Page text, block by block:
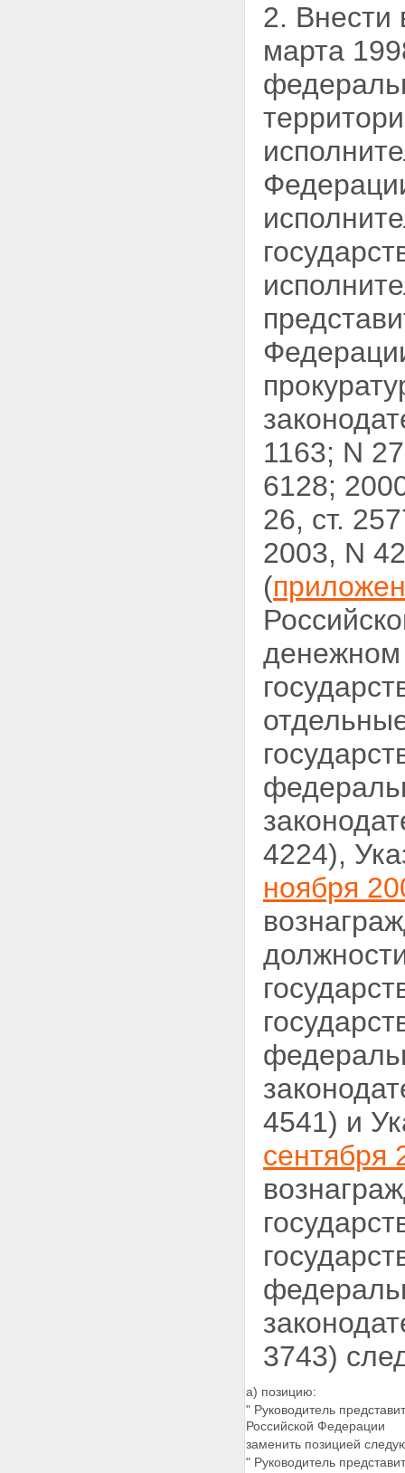
2. Внести
марта
1163; N
6128;
26, ст.
2003, N
(
4224),
ноября
4541) и
сентября
3743)
а) позицию:
" Руководитель
Российской Федерации
заменить позицией
" Руководитель